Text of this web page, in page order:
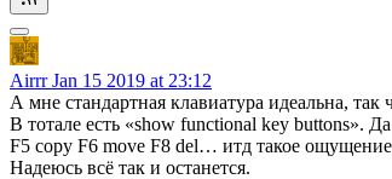
AirrrJan 15 2019 at 23:12
А мне стандартная клавиатура идеальна,
В тотале есть «show functional key buttons».
F5 copy F6 move F8 del… итд такое
Надеюсь всё так и останется.